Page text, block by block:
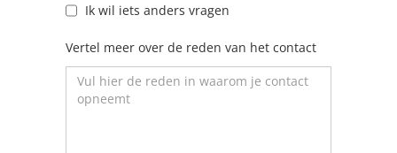
Ik wil iets anders vragen
Vertel meer over de reden van het contact